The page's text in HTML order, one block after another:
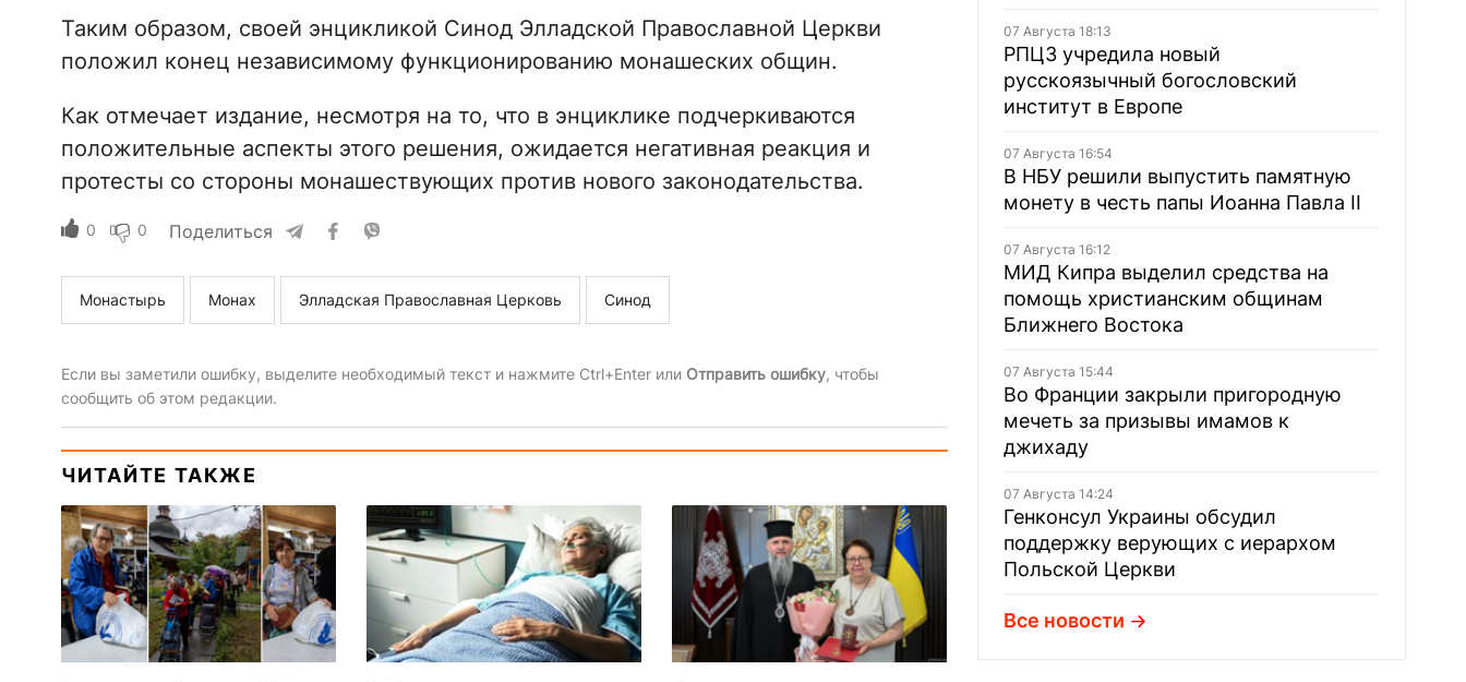
Таким образом, своей энцикликой Синод Элладской Православной Церкви
положил конец независимому функционированию монашеских общин.
Как отмечает издание, несмотря на то, что в энциклике подчеркиваются
положительные аспекты этого решения, ожидается негативная реакция и
протесты со стороны монашествующих против нового законодательства.
0 0 Поделиться
Монастырь Монах Элладская Православная Церковь Синод
Если вы заметили ошибку, выделите необходимый текст и нажмите Ctrl+Enter или Отправить ошибку, чтобы
сообщить об этом редакции.
ЧИТАЙТЕ ТАКЖЕ
07 Августа 18:13
РПЦЗ учредила новый
русскоязычный богословский
институт в Европе
07 Августа 16:54
В НБУ решили выпустить памятную
монету в честь папы Иоанна Павла II
07 Августа 16:12
МИД Кипра выделил средства на
помощь христианским общинам
Ближнего Востока
07 Августа 15:44
Во Франции закрыли пригородную
мечеть за призывы имамов к
джихаду
07 Августа 14:24
Генконсул Украины обсудил
поддержку верующих с иерархом
Польской Церкви
Все новости